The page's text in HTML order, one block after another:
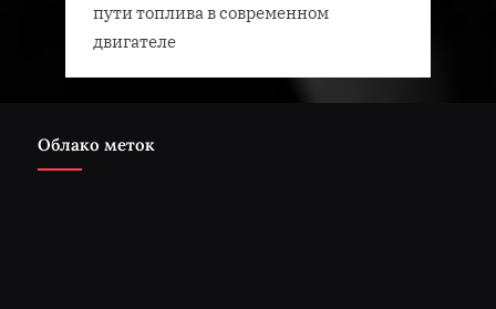
пути топлива в современном
двигателе
Облако меток